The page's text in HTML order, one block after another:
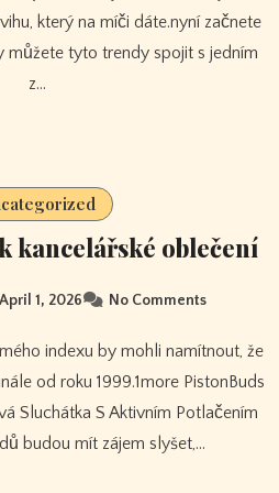
který na míči dáte.nyní začnete
tyto trendy spojit s jedním
z…
kancelářské oblečení
April 1, 2026 No Comments
od roku 1999.1more PistonBuds
Sluchátka S Aktivním Potlačením
budou mít zájem slyšet,…